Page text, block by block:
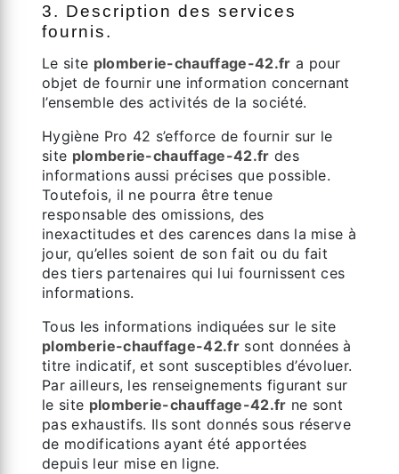
3. Description des services
fournis.
Le site plomberie-chauffage-42.fr a pour
objet de fournir une information concernant
l’ensemble des activités de la société.
Hygiène Pro 42 s’efforce de fournir sur le
site plomberie-chauffage-42.fr des
informations aussi précises que possible.
Toutefois, il ne pourra être tenue
responsable des omissions, des
inexactitudes et des carences dans la mise à
jour, qu’elles soient de son fait ou du fait
des tiers partenaires qui lui fournissent ces
informations.
Tous les informations indiquées sur le site
plomberie-chauffage-42.fr sont données à
titre indicatif, et sont susceptibles d’évoluer.
Par ailleurs, les renseignements figurant sur
le site plomberie-chauffage-42.fr ne sont
pas exhaustifs. Ils sont donnés sous réserve
de modifications ayant été apportées
depuis leur mise en ligne.